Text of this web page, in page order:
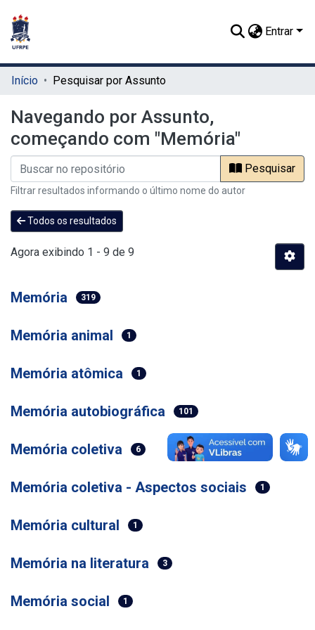
Entrar
Início Pesquisar por Assunto
Navegando por Assunto,
começando com "Memória"
Pesquisar
Filtrar resultados informando o último nome do autor
Todos os resultados
Agora exibindo 1 - 9 de 9
Memória 319
Memória animal 1
Memória atômica 1
Memória autobiográfica 101
Memória coletiva 6
Memória coletiva - Aspectos sociais 1
Memória cultural 1
Memória na literatura 3
Memória social 1